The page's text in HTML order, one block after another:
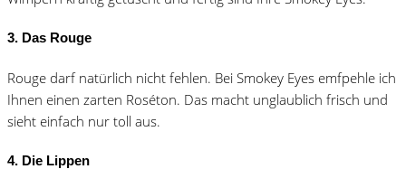
3. Das Rouge
Rouge darf natürlich nicht fehlen. Bei Smokey Eyes emfpehle ich
Ihnen einen zarten Roséton. Das macht unglaublich frisch und
sieht einfach nur toll aus.
4. Die Lippen